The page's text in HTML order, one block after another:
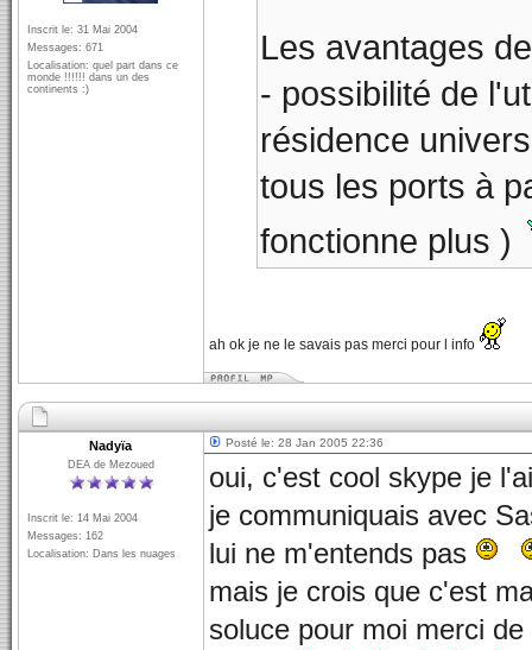
Inscrit le: 31 Mai 2004
Messages: 671
Localisation: quel part dans ce
monde !!!!!! dans un des
continents :)
Les avantages
- possibilité de
résidence
tous les ports à
fonctionne plus )
ah ok je ne le savais pas merci pour l info
Nadyïa
DEA de Mezoued
Inscrit le: 14 Mai 2004
Messages: 162
Localisation: Dans les nuages
Posté le: 28 Jan 2005 22:36
oui, c'est cool skype je
je communiquais avec
lui ne m'entends pas
mais je crois que c'est
soluce pour moi merci